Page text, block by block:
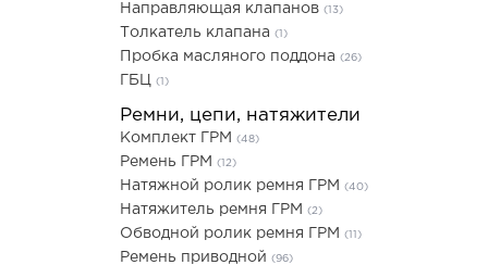
Направляющая клапанов (13)
Толкатель клапана (1)
Пробка масляного поддона (26)
ГБЦ (1)
Ремни, цепи, натяжители
Комплект ГРМ (48)
Ремень ГРМ (12)
Натяжной ролик ремня ГРМ (40)
Натяжитель ремня ГРМ (2)
Обводной ролик ремня ГРМ (11)
Ремень приводной (96)